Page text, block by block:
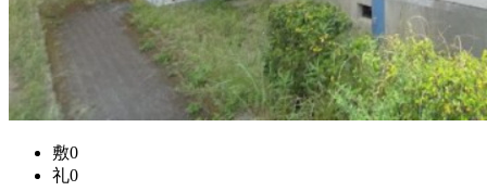
敷0
礼0